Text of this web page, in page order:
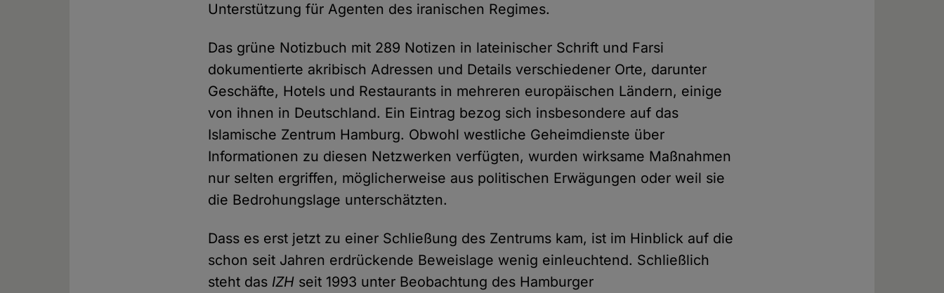
Unterstützung für Agenten des iranischen Regimes.
Das grüne Notizbuch mit 289 Notizen in lateinischer Schrift und Farsi
dokumentierte akribisch Adressen und Details verschiedener Orte, darunter
Geschäfte, Hotels und Restaurants in mehreren europäischen Ländern, einige
von ihnen in Deutschland. Ein Eintrag bezog sich insbesondere auf das
Islamische Zentrum Hamburg. Obwohl westliche Geheimdienste über
Informationen zu diesen Netzwerken verfügten, wurden wirksame Maßnahmen
nur selten ergriffen, möglicherweise aus politischen Erwägungen oder weil sie
die Bedrohungslage unterschätzten.
Dass es erst jetzt zu einer Schließung des Zentrums kam, ist im Hinblick auf die
schon seit Jahren erdrückende Beweislage wenig einleuchtend. Schließlich
steht das IZH seit 1993 unter Beobachtung des Hamburger